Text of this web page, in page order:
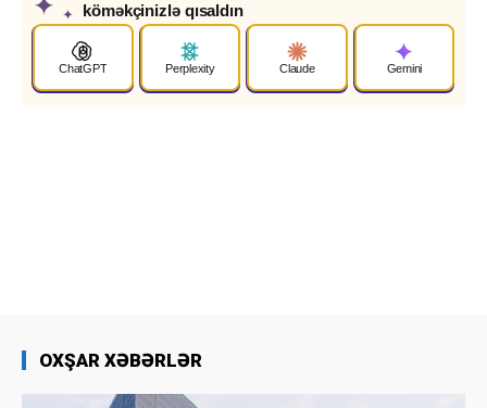
✦
köməkçinizlə qısaldın
ChatGPT Perplexity Claude Gemini
OXŞAR XƏBƏRLƏR